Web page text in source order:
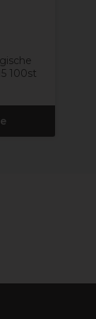
100st